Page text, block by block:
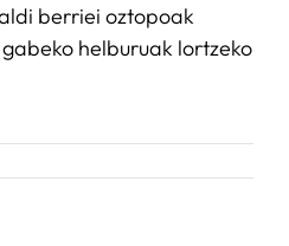
berriei oztopoak
helburuak lortzeko